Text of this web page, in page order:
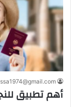
أهم تطبيق